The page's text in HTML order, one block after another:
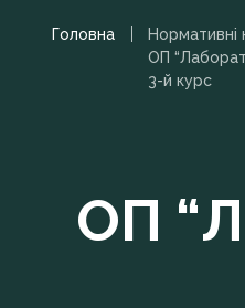
Головна
Нормативні
ОП
3-й курс
ОП